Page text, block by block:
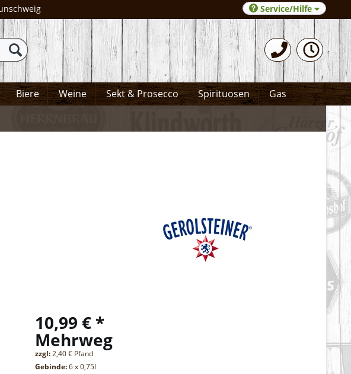
0531-372066
Service/Hilfe
Biere Weine Sekt & Prosecco Spirituosen Gas
10,99 € *
Mehrweg
zzgl:2,40 € Pfand
Gebinde:6 x 0,75l